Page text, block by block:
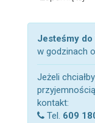
Jesteśmy
w godzinach
Jeżeli
kontakt:
Tel. 609